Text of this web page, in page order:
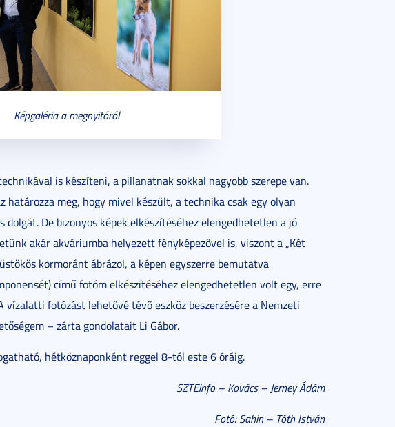
Képgaléria a megnyitóról
is készíteni, a pillanatnak sokkal nagyobb szerepe van.
határozza meg, hogy mivel készült, a technika csak egy olyan
De bizonyos képek elkészítéséhez elengedhetetlen a jó
akár akváriumba helyezett fényképezővel is, viszont a „Két
kormoránt ábrázol, a képen egyszerre bemutatva
című fotóm elkészítéséhez elengedhetetlen volt egy, erre
fotózást lehetővé tévő eszköz beszerzésére a Nemzeti
– zárta gondolatait Li Gábor.
hétköznaponként reggel 8-tól este 6 óráig.
SZTEinfo – Kovács – Jerney Ádám
Fotó: Sahin – Tóth István